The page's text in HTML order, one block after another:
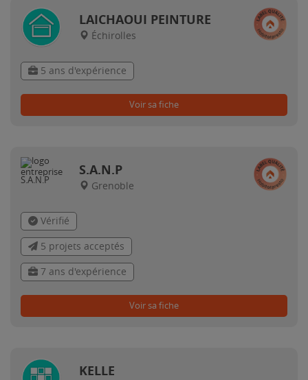
LAICHAOUI PEINTURE
Échirolles
5 ans d'expérience
Voir sa fiche
S.A.N.P
Grenoble
Vérifié
5 projets acceptés
7 ans d'expérience
Voir sa fiche
KELLE